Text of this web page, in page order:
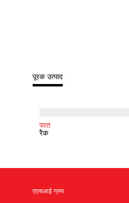
पूरक उत्पाद
परत
रैक
एएसआई ग्रुप